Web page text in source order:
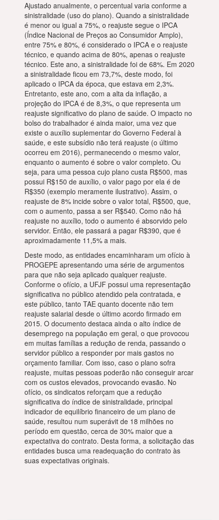
Ajustado anualmente, o percentual varia conforme a
sinistralidade (uso do plano). Quando a sinistralidade
é menor ou igual a 75%, o reajuste segue o IPCA
(Índice Nacional de Preços ao Consumidor Amplo),
entre 75% e 80%, é considerado o IPCA e o reajuste
técnico, e quando acima de 80%, apenas o reajuste
técnico. Este ano, a sinistralidade foi de 68%. Em 2020
a sinistralidade ficou em 73,7%, deste modo, foi
aplicado o IPCA da época, que estava em 2,3%.
Entretanto, este ano, com a alta da inflação, a
projeção do IPCA é de 8,3%, o que representa um
reajuste significativo do plano de saúde. O impacto no
bolso do trabalhador é ainda maior, uma vez que
existe o auxílio suplementar do Governo Federal à
saúde, e este subsídio não terá reajuste (o último
ocorreu em 2016), permanecendo o mesmo valor,
enquanto o aumento é sobre o valor completo. Ou
seja, para uma pessoa cujo plano custa R$500, mas
possui R$150 de auxílio, o valor pago por ela é de
R$350 (exemplo meramente ilustrativo). Assim, o
reajuste de 8% incide sobre o valor total, R$500, que,
com o aumento, passa a ser R$540. Como não há
reajuste no auxílio, todo o aumento é absorvido pelo
servidor. Então, ele passará a pagar R$390, que é
aproximadamente 11,5% a mais.
Deste modo, as entidades encaminharam um ofício à
PROGEPE apresentando uma série de argumentos
para que não seja aplicado qualquer reajuste.
Conforme o ofício, a UFJF possui uma representação
significativa no público atendido pela contratada, e
este público, tanto TAE quanto docente não tem
reajuste salarial desde o último acordo firmado em
2015. O documento destaca ainda o alto índice de
desemprego na população em geral, o que provocou
em muitas famílias a redução de renda, passando o
servidor público a responder por mais gastos no
orçamento familiar. Com isso, caso o plano sofra
reajuste, muitas pessoas poderão não conseguir arcar
com os custos elevados, provocando evasão. No
ofício, os sindicatos reforçam que a redução
significativa do índice de sinistralidade, principal
indicador de equilíbrio financeiro de um plano de
saúde, resultou num superávit de 18 milhões no
período em questão, cerca de 30% maior que a
expectativa do contrato. Desta forma, a solicitação das
entidades busca uma readequação do contrato às
suas expectativas originais.